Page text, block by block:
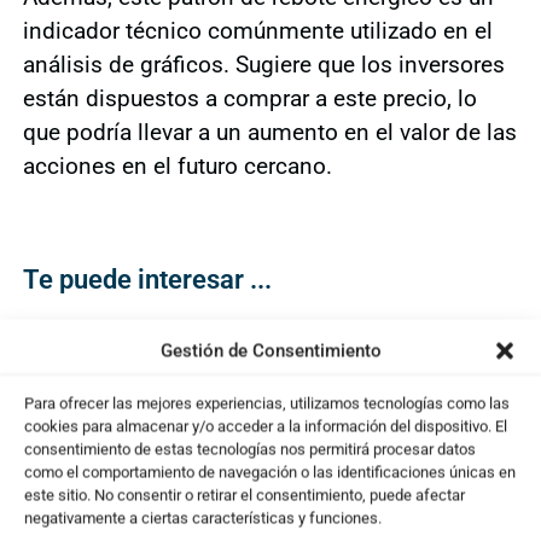
Gestión de Consentimiento
Para ofrecer las mejores experiencias, utilizamos tecnologías como las
cookies para almacenar y/o acceder a la información del dispositivo. El
consentimiento de estas tecnologías nos permitirá procesar datos
como el comportamiento de navegación o las identificaciones únicas en
este sitio. No consentir o retirar el consentimiento, puede afectar
negativamente a ciertas características y funciones.
indicador técnico comúnmente utilizado en el
análisis de gráficos. Sugiere que los inversores
están dispuestos a comprar a este precio, lo
que podría llevar a un aumento en el valor de las
acciones en el futuro cercano.
Te puede interesar ...